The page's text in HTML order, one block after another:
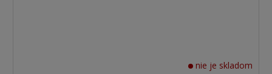
nie je skladom